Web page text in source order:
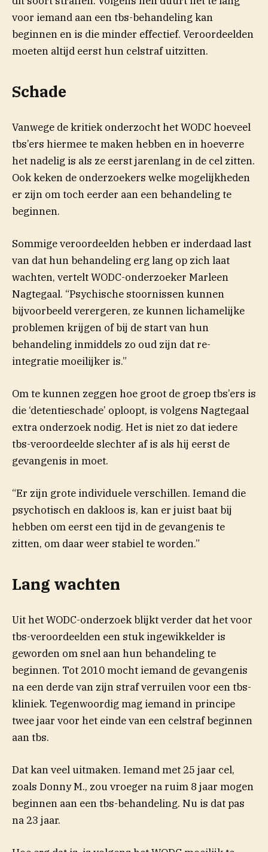
voor iemand aan een tbs-behandeling kan
beginnen en is die minder effectief. Veroordeelden
moeten altijd eerst hun celstraf uitzitten.
Schade
Vanwege de kritiek onderzocht het WODC hoeveel
tbs’ers hiermee te maken hebben en in hoeverre
het nadelig is als ze eerst jarenlang in de cel zitten.
Ook keken de onderzoekers welke mogelijkheden
er zijn om toch eerder aan een behandeling te
beginnen.
Sommige veroordeelden hebben er inderdaad last
van dat hun behandeling erg lang op zich laat
wachten, vertelt WODC-onderzoeker Marleen
Nagtegaal. “Psychische stoornissen kunnen
bijvoorbeeld verergeren, ze kunnen lichamelijke
problemen krijgen of bij de start van hun
behandeling inmiddels zo oud zijn dat re-
integratie moeilijker is.”
Om te kunnen zeggen hoe groot de groep tbs’ers is
die ‘detentieschade’ oploopt, is volgens Nagtegaal
extra onderzoek nodig. Het is niet zo dat iedere
tbs-veroordeelde slechter af is als hij eerst de
gevangenis in moet.
“Er zijn grote individuele verschillen. Iemand die
psychotisch en dakloos is, kan er juist baat bij
hebben om eerst een tijd in de gevangenis te
zitten, om daar weer stabiel te worden.”
Lang wachten
Uit het WODC-onderzoek blijkt verder dat het voor
tbs-veroordeelden een stuk ingewikkelder is
geworden om snel aan hun behandeling te
beginnen. Tot 2010 mocht iemand de gevangenis
na een derde van zijn straf verruilen voor een tbs-
kliniek. Tegenwoordig mag iemand in principe
twee jaar voor het einde van een celstraf beginnen
aan tbs.
Dat kan veel uitmaken. Iemand met 25 jaar cel,
zoals Donny M., zou vroeger na ruim 8 jaar mogen
beginnen aan een tbs-behandeling. Nu is dat pas
na 23 jaar.